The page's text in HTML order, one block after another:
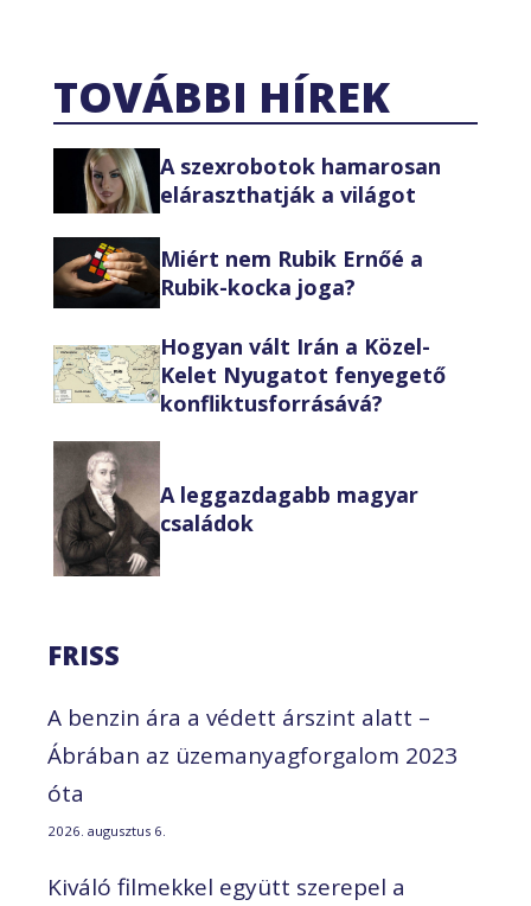
TOVÁBBI HÍREK
A szexrobotok hamarosan
eláraszthatják a világot
Miért nem Rubik Ernőé a
Rubik-kocka joga?
Hogyan vált Irán a Közel-
Kelet Nyugatot fenyegető
konfliktusforrásává?
A leggazdagabb magyar
családok
FRISS
A benzin ára a védett árszint alatt –
Ábrában az üzemanyagforgalom 2023
óta
2026. augusztus 6.
Kiváló filmekkel együtt szerepel a